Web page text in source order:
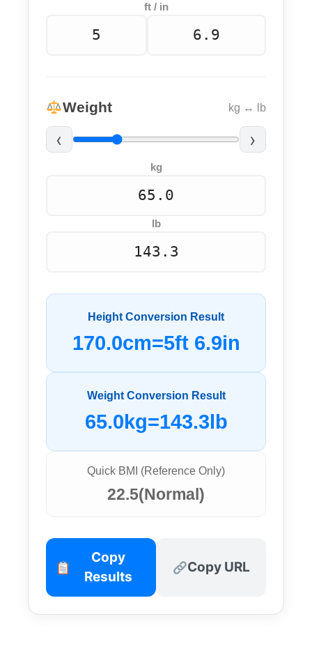
ft / in
Weight kg ↔ lb
‹ ›
kg
lb
Height Conversion Result
170.0cm=5ft 6.9in
Weight Conversion Result
65.0kg=143.3lb
Quick BMI (Reference Only)
22.5(Normal)
Copy
Results
Copy URL